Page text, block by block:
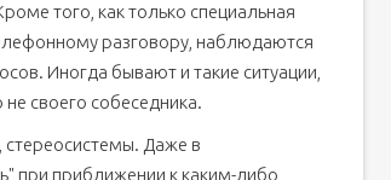
того, как только специальная
разговору, наблюдаются
Иногда бывают и такие ситуации,
своего собеседника.
стереосистемы. Даже в
при приближении к каким-либо